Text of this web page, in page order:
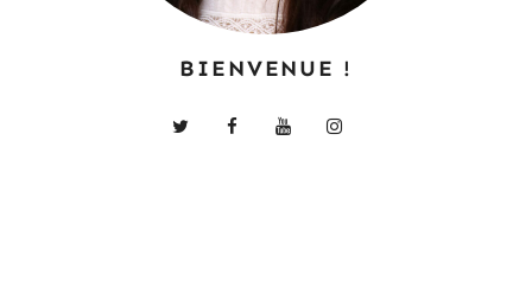
BIENVENUE !